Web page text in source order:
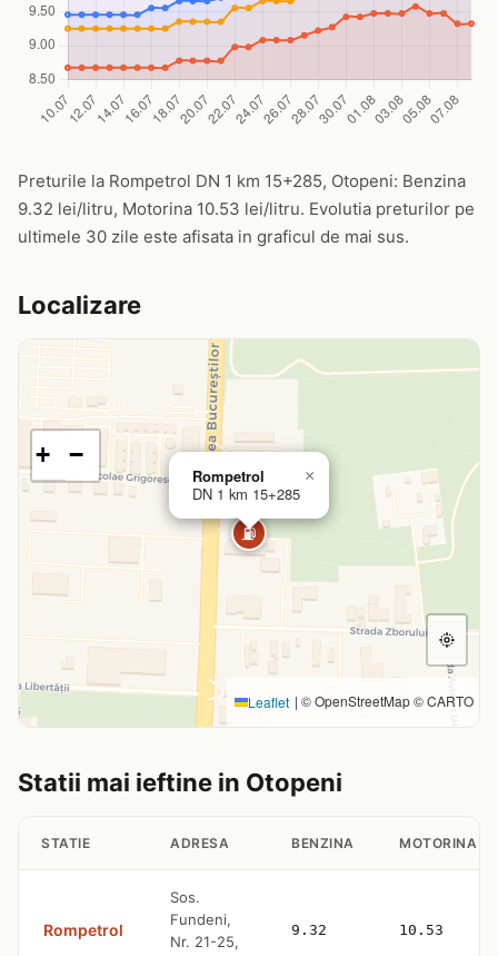
Preturile la Rompetrol DN 1 km 15+285, Otopeni: Benzina
9.32 lei/litru, Motorina 10.53 lei/litru. Evolutia preturilor pe
ultimele 30 zile este afisata in graficul de mai sus.
Localizare
⛽
Rompetrol
DN 1 km 15+285
×
+ −
Leaflet | © OpenStreetMap © CARTO
Statii mai ieftine in Otopeni
STATIE ADRESA BENZINA MOTORINA
Rompetrol
Sos.
Fundeni,
Nr. 21-25,
9.32 10.53